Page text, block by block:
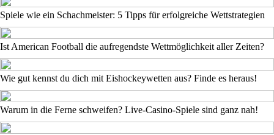
Spiele wie ein Schachmeister: 5 Tipps für erfolgreiche Wettstrategien
Ist American Football die aufregendste Wettmöglichkeit aller Zeiten?
Wie gut kennst du dich mit Eishockeywetten aus? Finde es heraus!
Warum in die Ferne schweifen? Live-Casino-Spiele sind ganz nah!